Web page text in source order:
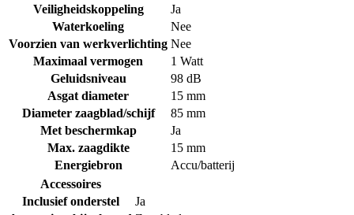
Veiligheidskoppeling
Ja
Waterkoeling
Nee
Voorzien van werkverlichting Nee
Maximaal vermogen
1 Watt
Geluidsniveau
98 dB
Asgat diameter
15 mm
Diameter zaagblad/schijf
85 mm
Met beschermkap
Ja
Max. zaagdikte
15 mm
Energiebron
Accu/batterij
Accessoires
Inclusief onderstel
Ja